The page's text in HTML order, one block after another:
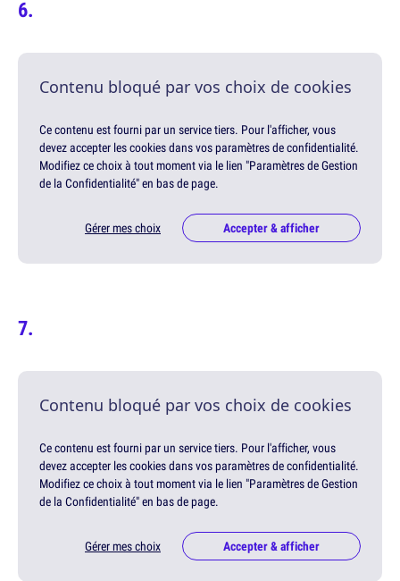
Contenu bloqué par vos choix de cookies
Ce contenu est fourni par un service tiers. Pour l'afficher, vous
devez accepter les cookies dans vos paramètres de confidentialité.
Modifiez ce choix à tout moment via le lien "Paramètres de Gestion
de la Confidentialité" en bas de page.
Gérer mes choix Accepter & afficher
Contenu bloqué par vos choix de cookies
Ce contenu est fourni par un service tiers. Pour l'afficher, vous
devez accepter les cookies dans vos paramètres de confidentialité.
Modifiez ce choix à tout moment via le lien "Paramètres de Gestion
de la Confidentialité" en bas de page.
Gérer mes choix Accepter & afficher